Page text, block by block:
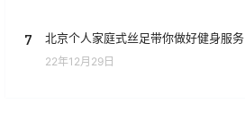
7 北京个人家庭式丝足带你做好健身服务
22年12月29日